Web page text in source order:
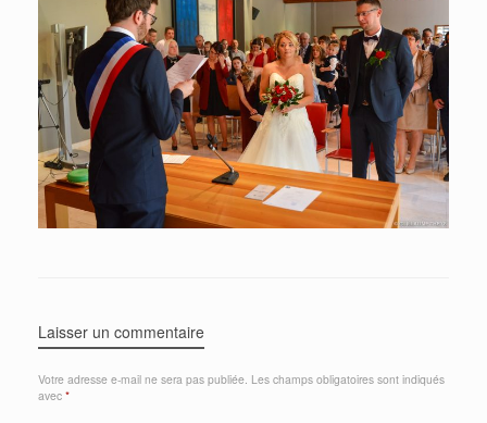
Laisser un commentaire
Votre adresse e-mail ne sera pas publiée. Les champs obligatoires sont indiqués
avec *